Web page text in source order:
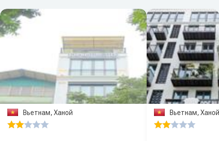
Вьетнам, Ханой Вьетнам, Ханой